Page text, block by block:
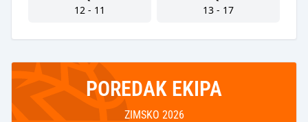
12 - 11
13 - 17
POREDAK EKIPA
ZIMSKO 2026